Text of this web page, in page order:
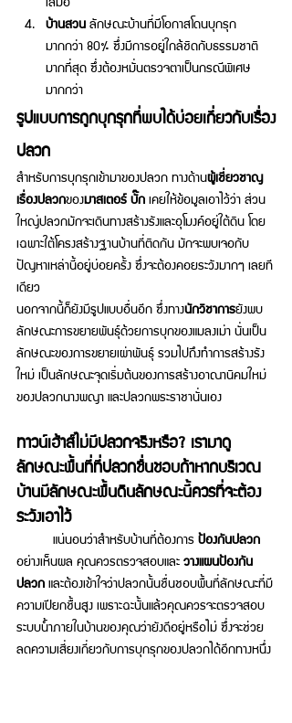
บ้านสวน ลักษณะบ้านที่มีโอกาสโดนบุกรุก
มากกว่า 80% ซึ่งมีการอยู่ใกล้ชิดกับธรรมชาติ
มากที่สุด ซึ่งต้องหมั่นตรวจตาเป็นกรณีพิเศษ
มากกว่า
รูปแบบการถูกบุกรุกที่พบได้บ่อยเกี่ยวกับเรื่อง
ปลวก
สำหรับการบุกรุกเข้ามาของปลวก ทางด้านผู้เชี่ยวชาญ
เรื่องปลวกของมาสเตอร์ บั๊ก เคยให้ข้อมูลเอาไว้ว่า ส่วน
ใหญ่ปลวกมักจะเดินทางสร้างรังและอุโมงค์อยู่ใต้ดิน โดย
เฉพาะใต้โครงสร้างฐานบ้านที่ติดกัน มักจะพบเจอกับ
ปัญหาเหล่านี้อยู่บ่อยครั้ง ซึ่งจะต้องคอยระวังมากๆ เลยที
เดียว
นอกจากนี้ก็ยังมีรูปแบบอื่นอีก ซึ่งทางนักวิชาการยังพบ
ลักษณะการขยายพันธุ์ด้วยการบุกของแมลงเม่า นั่นเป็น
ลักษณะของการขยายเผ่าพันธุ์ รวมไปถึงทำการสร้างรัง
ใหม่ เป็นลักษณะจุดเริ่มต้นของการสร้างอาณานิคมใหม่
ของปลวกนางพญา และปลวกพระราชานั่นเอง
ทาวน์เฮ้าส์ไม่มีปลวกจริงหรือ? เรามาดู
ลักษณะพื้นที่ที่ปลวกชื่นชอบถ้าหากบริเวณ
บ้านมีลักษณะพื้นดินลักษณะนี้ควรที่จะต้อง
ระวังเอาไว้
	แน่นอนว่าสำหรับบ้านที่ต้องการ
ป้องกันปลวก
อย่างเห็นผล คุณควรตรวจสอบและ วางแผนป้องกัน
ปลวก และต้องเข้าใจว่าปลวกนั้นชื่นชอบพื้นที่ลักษณะที่มี
ความเปียกชื้นสูง เพราะฉะนั้นแล้วคุณควรจะตรวจสอบ
ระบบน้ำภายในบ้านของคุณว่ายังดีอยู่หรือไม่ ซึ่งจะช่วย
ลดความเสี่ยงเกี่ยวกับการบุกรุกของปลวกได้อีกทางหนึ่ง